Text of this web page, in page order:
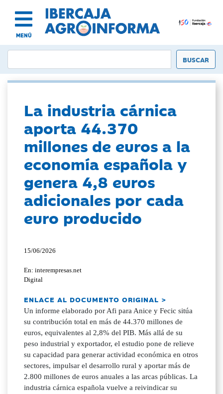
MENÚ
La industria cárnica
aporta 44.370
millones de euros a la
economía española y
genera 4,8 euros
adicionales por cada
euro producido
15/06/2026
En: interempresas.net
Digital
ENLACE AL DOCUMENTO ORIGINAL >
Un informe elaborado por Afi para Anice y Fecic sitúa
su contribución total en más de 44.370 millones de
euros, equivalentes al 2,8% del PIB. Más allá de su
peso industrial y exportador, el estudio pone de relieve
su capacidad para generar actividad económica en otros
sectores, impulsar el desarrollo rural y aportar más de
2.800 millones de euros anuales a las arcas públicas. La
industria cárnica española vuelve a reivindicar su